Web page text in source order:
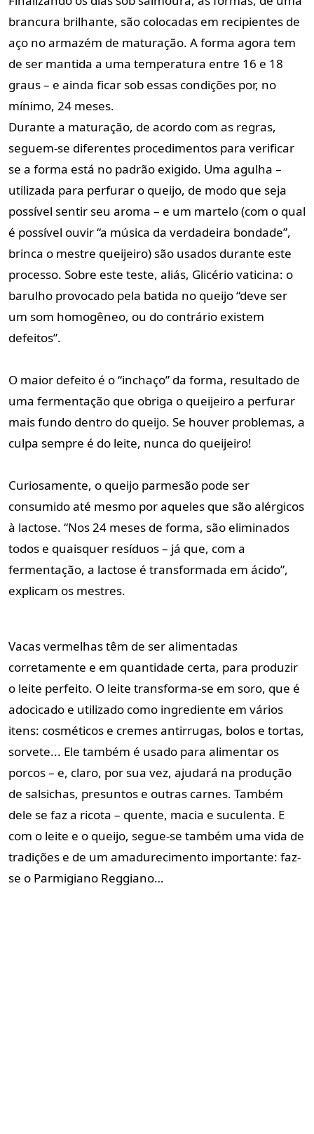
brancura brilhante, são colocadas em recipientes de
aço no armazém de maturação. A forma agora tem
de ser mantida a uma temperatura entre 16 e 18
graus – e ainda ficar sob essas condições por, no
mínimo, 24 meses.
Durante a maturação, de acordo com as regras,
seguem-se diferentes procedimentos para verificar
se a forma está no padrão exigido. Uma agulha –
utilizada para perfurar o queijo, de modo que seja
possível sentir seu aroma – e um martelo (com o qual
é possível ouvir “a música da verdadeira bondade”,
brinca o mestre queijeiro) são usados durante este
processo. Sobre este teste, aliás, Glicério vaticina: o
barulho provocado pela batida no queijo “deve ser
um som homogêneo, ou do contrário existem
defeitos”.
O maior defeito é o “inchaço” da forma, resultado de
uma fermentação que obriga o queijeiro a perfurar
mais fundo dentro do queijo. Se houver problemas, a
culpa sempre é do leite, nunca do queijeiro!
Curiosamente, o queijo parmesão pode ser
consumido até mesmo por aqueles que são alérgicos
à lactose. “Nos 24 meses de forma, são eliminados
todos e quaisquer resíduos – já que, com a
fermentação, a lactose é transformada em ácido”,
explicam os mestres.
Vacas vermelhas têm de ser alimentadas
corretamente e em quantidade certa, para produzir
o leite perfeito. O leite transforma-se em soro, que é
adocicado e utilizado como ingrediente em vários
itens: cosméticos e cremes antirrugas, bolos e tortas,
sorvete... Ele também é usado para alimentar os
porcos – e, claro, por sua vez, ajudará na produção
de salsichas, presuntos e outras carnes. Também
dele se faz a ricota – quente, macia e suculenta. E
com o leite e o queijo, segue-se também uma vida de
tradições e de um amadurecimento importante: faz-
se o Parmigiano Reggiano…